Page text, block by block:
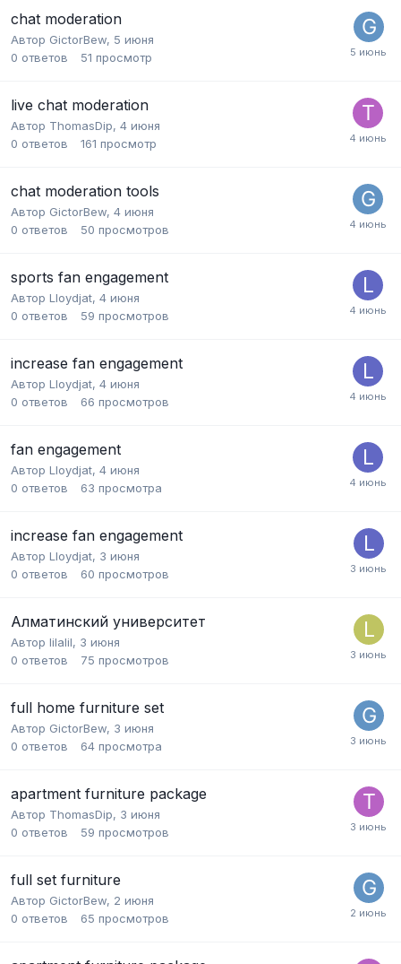
chat moderation
Автор GictorBew, 5 июня
0 ответов 51 просмотр
live chat moderation
Автор ThomasDip, 4 июня
0 ответов 161 просмотр
chat moderation tools
Автор GictorBew, 4 июня
0 ответов 50 просмотров
sports fan engagement
Автор Lloydjat, 4 июня
0 ответов 59 просмотров
increase fan engagement
Автор Lloydjat, 4 июня
0 ответов 66 просмотров
fan engagement
Автор Lloydjat, 4 июня
0 ответов 63 просмотра
increase fan engagement
Автор Lloydjat, 3 июня
0 ответов 60 просмотров
Алматинский университет
Автор lilalil, 3 июня
0 ответов 75 просмотров
full home furniture set
Автор GictorBew, 3 июня
0 ответов 64 просмотра
apartment furniture package
Автор ThomasDip, 3 июня
0 ответов 59 просмотров
full set furniture
Автор GictorBew, 2 июня
0 ответов 65 просмотров